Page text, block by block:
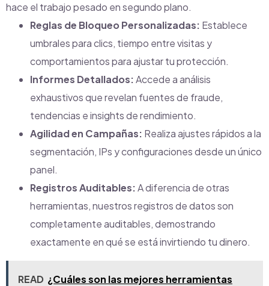
hace el trabajo pesado en segundo plano.
Reglas de Bloqueo Personalizadas: Establece
umbrales para clics, tiempo entre visitas y
comportamientos para ajustar tu protección.
Informes Detallados:Accede a análisis
exhaustivos que revelan fuentes de fraude,
tendencias e insights de rendimiento.
Agilidad en Campañas: Realiza ajustes rápidos a la
segmentación, IPs y configuraciones desde un único
panel.
Registros Auditables:A diferencia de otras
herramientas, nuestros registros de datos son
completamente auditables, demostrando
exactamente en qué se está invirtiendo tu dinero.
READ ¿Cuáles son las mejores herramientas